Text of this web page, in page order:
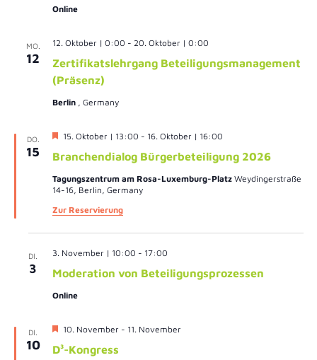
Online
MO.
12
Zertifikatslehrgang Beteiligungsmanagement
(Präsenz)
12. Oktober | 0:00 - 20. Oktober | 0:00
Berlin , Germany
DO.
15 Branchendialog Bürgerbeteiligung 2026
Hervorgehoben
15. Oktober | 13:00 - 16. Oktober | 16:00
Tagungszentrum am Rosa-Luxemburg-Platz Weydingerstraße
14-16, Berlin, Germany
Zur Reservierung
DI.
3 Moderation von Beteiligungsprozessen
3. November | 10:00 - 17:00
Online
DI.
10 D³-Kongress
Hervorgehoben
10. November - 11. November